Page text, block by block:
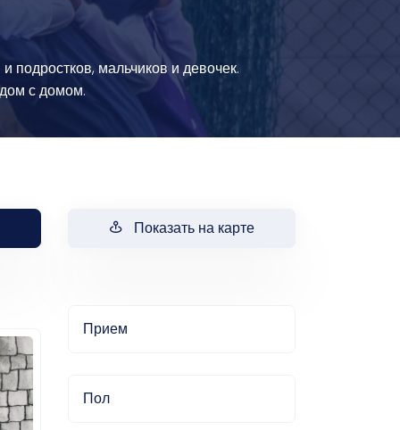
подростков, мальчиков и девочек.
с домом.
Показать на карте
Прием
Пол